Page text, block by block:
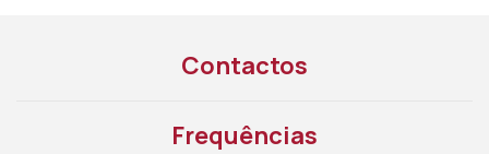
Contactos
Frequências